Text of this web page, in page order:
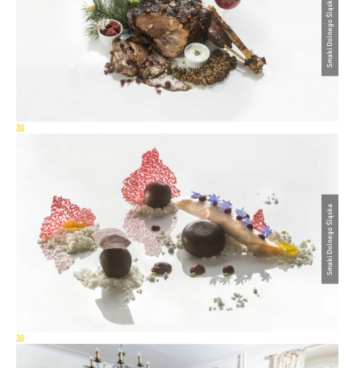
Smaki Dolnego Śląska
30
Smaki Dolnego Śląska
30